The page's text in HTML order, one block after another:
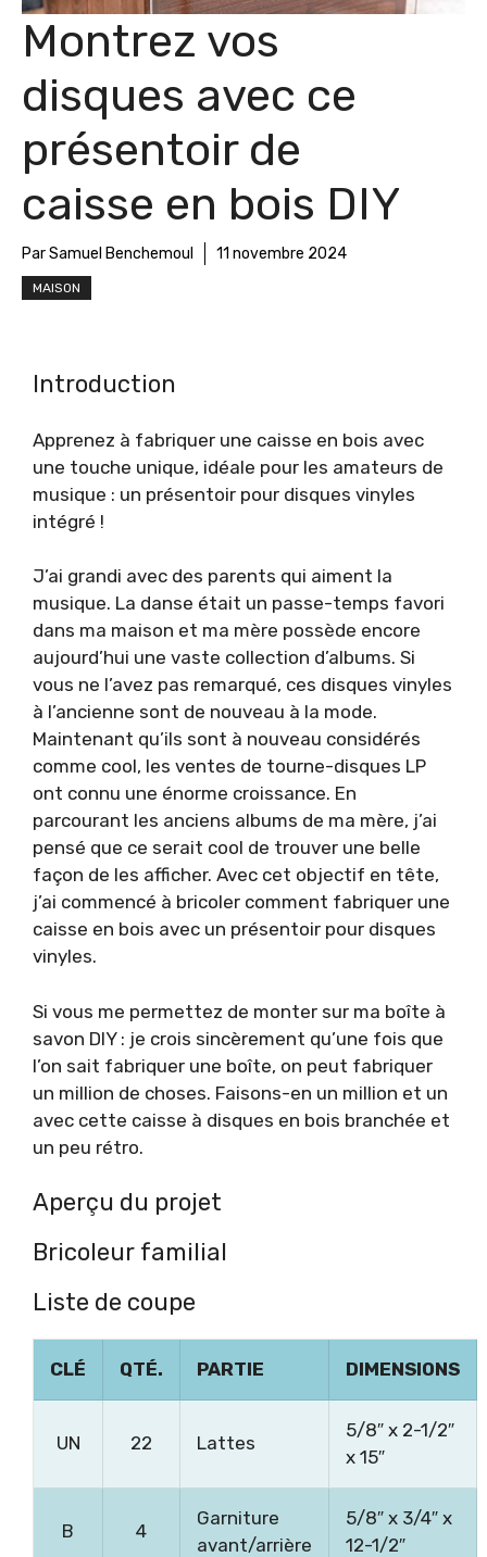
Montrez vos
disques avec ce
présentoir de
caisse en bois DIY
Par Samuel Benchemoul 11 novembre 2024
MAISON
Introduction
Apprenez à fabriquer une caisse en bois avec
une touche unique, idéale pour les amateurs de
musique : un présentoir pour disques vinyles
intégré !
J’ai grandi avec des parents qui aiment la
musique. La danse était un passe-temps favori
dans ma maison et ma mère possède encore
aujourd’hui une vaste collection d’albums. Si
vous ne l’avez pas remarqué, ces disques vinyles
à l’ancienne sont de nouveau à la mode.
Maintenant qu’ils sont à nouveau considérés
comme cool, les ventes de tourne-disques LP
ont connu une énorme croissance. En
parcourant les anciens albums de ma mère, j’ai
pensé que ce serait cool de trouver une belle
façon de les afficher. Avec cet objectif en tête,
j’ai commencé à bricoler comment fabriquer une
caisse en bois avec un présentoir pour disques
vinyles.
Si vous me permettez de monter sur ma boîte à
savon DIY : je crois sincèrement qu’une fois que
l’on sait fabriquer une boîte, on peut fabriquer
un million de choses. Faisons-en un million et un
avec cette caisse à disques en bois branchée et
un peu rétro.
Aperçu du projet
Bricoleur familial
Liste de coupe
CLÉ QTÉ. PARTIE DIMENSIONS
UN 22 Lattes
5/8″ x 2-1/2″
x 15″
B 4
Garniture
avant/arrière
5/8″ x 3/4″ x
12-1/2″